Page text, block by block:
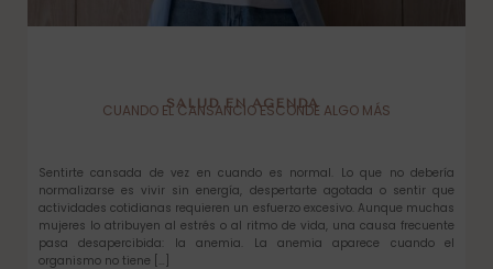
SALUD EN AGENDA
CUANDO EL CANSANCIO ESCONDE ALGO MÁS
Sentirte cansada de vez en cuando es normal. Lo que no debería
normalizarse es vivir sin energía, despertarte agotada o sentir que
actividades cotidianas requieren un esfuerzo excesivo. Aunque muchas
mujeres lo atribuyen al estrés o al ritmo de vida, una causa frecuente
pasa desapercibida: la anemia. La anemia aparece cuando el
organismo no tiene […]